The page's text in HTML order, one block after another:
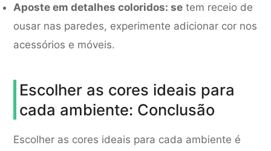
Aposte em detalhes coloridos: se tem receio de
ousar nas paredes, experimente adicionar cor nos
acessórios e móveis.
Escolher as cores ideais para
cada ambiente: Conclusão
Escolher as cores ideais para cada ambiente é